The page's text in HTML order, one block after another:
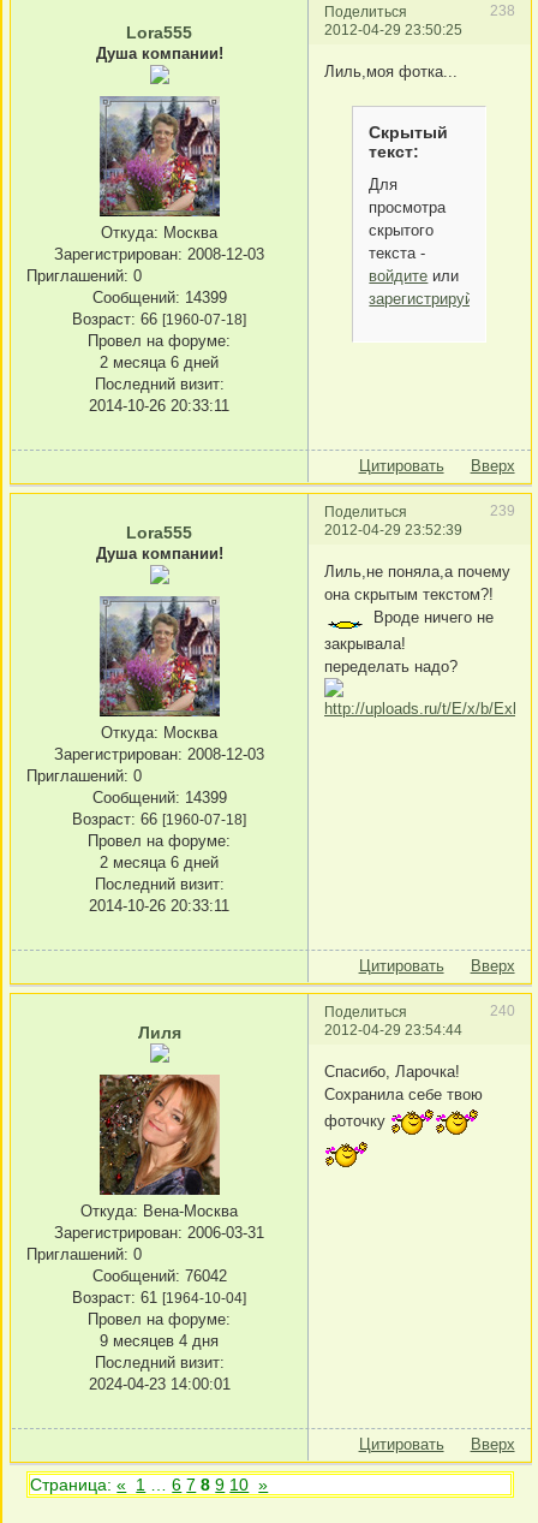
Поделиться
238
2012-04-29 23:50:25
Lora555
Душа компании!
Откуда: Москва
Зарегистрирован: 2008-12-03
Приглашений: 0
Сообщений: 14399
Возраст: 66 [1960-07-18]
Провел на форуме:
2 месяца 6 дней
Последний визит:
2014-10-26 20:33:11
Лиль,моя фотка...
Скрытый
текст:
Для
просмотра
скрытого
текста -
войдите или
зарегистрируйтесь
Цитировать Вверх
Поделиться
239
2012-04-29 23:52:39
Lora555
Душа компании!
Откуда: Москва
Зарегистрирован: 2008-12-03
Приглашений: 0
Сообщений: 14399
Возраст: 66 [1960-07-18]
Провел на форуме:
2 месяца 6 дней
Последний визит:
2014-10-26 20:33:11
Лиль,не поняла,а почему
она скрытым текстом?!
Вроде ничего не
закрывала!
переделать надо?
Цитировать Вверх
Поделиться
240
2012-04-29 23:54:44
Лиля
Откуда: Вена-Москва
Зарегистрирован: 2006-03-31
Приглашений: 0
Сообщений: 76042
Возраст: 61 [1964-10-04]
Провел на форуме:
9 месяцев 4 дня
Последний визит:
2024-04-23 14:00:01
Спасибо, Ларочка!
Сохранила себе твою
фоточку
Цитировать Вверх
Страница:« 1 … 6 7 8 9 10 »